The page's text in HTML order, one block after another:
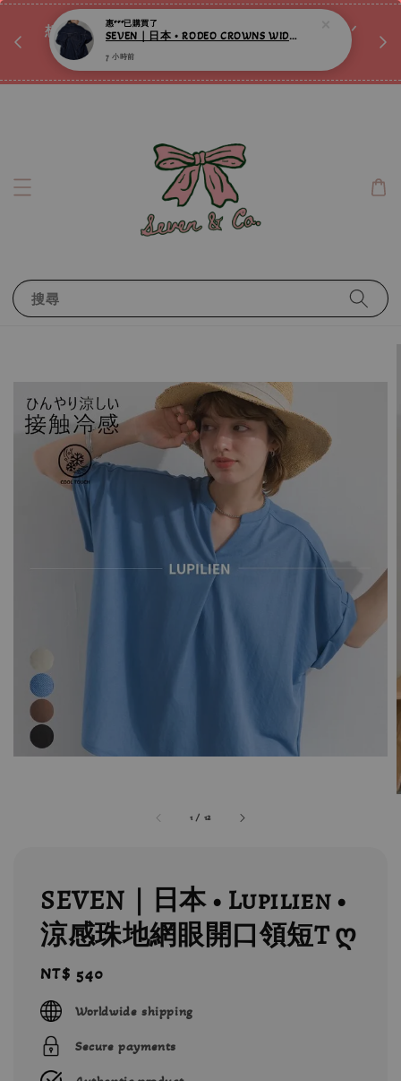
想訂製屬於自己的『水晶手鍊』嗎ꕀ♡ 私訊我們.ᐟ.ᐟ
📣Instagram 這邊按下去
搜尋
1 / 12
SEVEN｜日本 • Lupilien •
涼感珠地網眼開口領短T ღ
Regular
price
NT$ 540
Worldwide shipping
Secure payments